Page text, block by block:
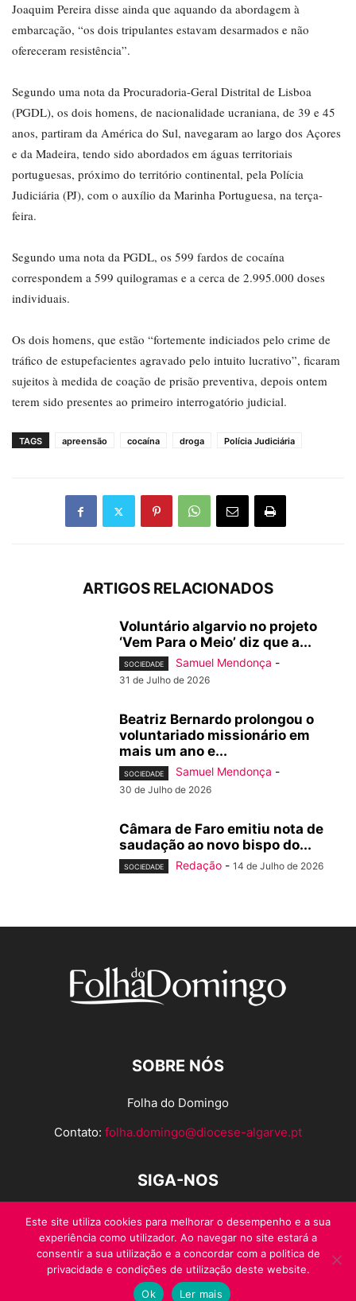
Joaquim Pereira disse ainda que aquando da abordagem à
embarcação, “os dois tripulantes estavam desarmados e não
ofereceram resistência”.
Segundo uma nota da Procuradoria-Geral Distrital de Lisboa
(PGDL), os dois homens, de nacionalidade ucraniana, de 39 e 45
anos, partiram da América do Sul, navegaram ao largo dos Açores
e da Madeira, tendo sido abordados em águas territoriais
portuguesas, próximo do território continental, pela Polícia
Judiciária (PJ), com o auxílio da Marinha Portuguesa, na terça-
feira.
Segundo uma nota da PGDL, os 599 fardos de cocaína
correspondem a 599 quilogramas e a cerca de 2.995.000 doses
individuais.
Os dois homens, que estão “fortemente indiciados pelo crime de
tráfico de estupefacientes agravado pelo intuito lucrativo”, ficaram
sujeitos à medida de coação de prisão preventiva, depois ontem
terem sido presentes ao primeiro interrogatório judicial.
TAGS apreensão cocaína droga Polícia Judiciária
ARTIGOS RELACIONADOS
Voluntário algarvio no projeto
‘Vem Para o Meio’ diz que a...
SOCIEDADE Samuel Mendonça -
31 de Julho de 2026
Beatriz Bernardo prolongou o
voluntariado missionário em
mais um ano e...
SOCIEDADE Samuel Mendonça -
30 de Julho de 2026
Câmara de Faro emitiu nota de
saudação ao novo bispo do...
SOCIEDADE Redação - 14 de Julho de 2026
SOBRE NÓS
Folha do Domingo
Contato: folha.domingo@diocese-algarve.pt
SIGA-NOS
© Folha do Domingo 2026, todos os direitos reservados.
Este site utiliza cookies para melhorar o desempenho e a sua
experiência como utilizador. Ao navegar no site estará a
consentir a sua utilização e a concordar com a politica de
privacidade e condições de utilização deste website.
Ok
Ler mais